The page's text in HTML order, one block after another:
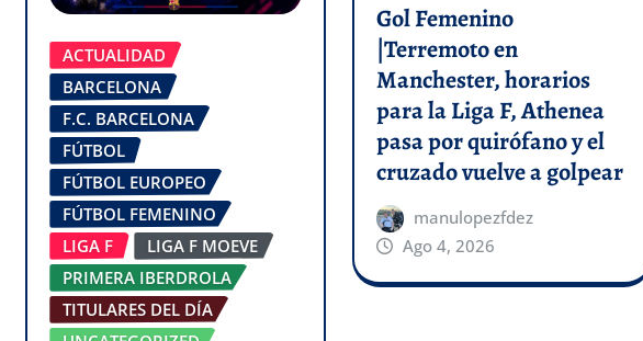
ACTUALIDAD
BARCELONA
F.C. BARCELONA
FÚTBOL
FÚTBOL EUROPEO
FÚTBOL FEMENINO
LIGA F
LIGA F MOEVE
PRIMERA IBERDROLA
TITULARES DEL DÍA
Gol Femenino
|Terremoto en
Manchester, horarios
para la Liga F, Athenea
pasa por quirófano y el
cruzado vuelve a golpear
manulopezfdez
Ago 4, 2026